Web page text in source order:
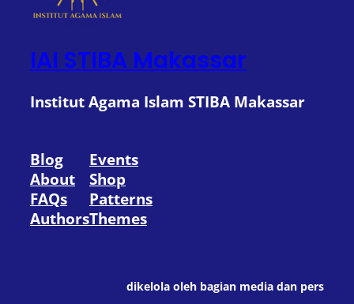
IAI STIBA Makassar
Institut Agama Islam STIBA Makassar
Blog
About
FAQs
Authors
Events
Shop
Patterns
Themes
dikelola oleh bagian media dan pers